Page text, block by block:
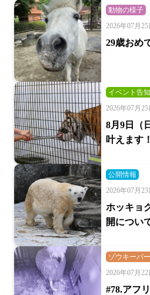
動物の様子
2026年07月25
29歳おめ
イベント告
2026年07月25
8月9日（
叶えます！
公開情報
2026年07月23
ホッキョ
開につい
ゾウキーパ
2026年07月22
#78.アフ